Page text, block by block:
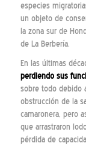
especies
un objeto de
la zona sur de
de La Berbería.
En las últimas
perdiendo sus
sobre todo debido
obstrucción de la
camaronera, pero
que arrastraron
pérdida de